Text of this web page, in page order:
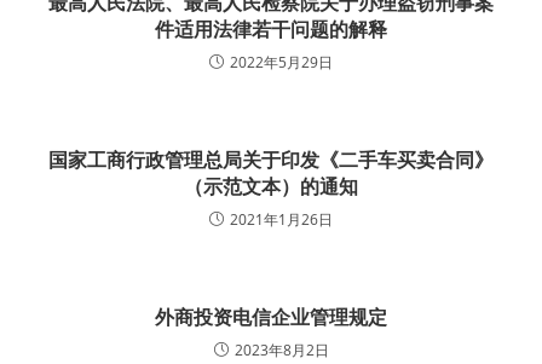
件适用法律若干问题的解释
2022年5月29日
国家工商行政管理总局关于印发《二手车买卖合同》
（示范文本）的通知
2021年1月26日
外商投资电信企业管理规定
2023年8月2日